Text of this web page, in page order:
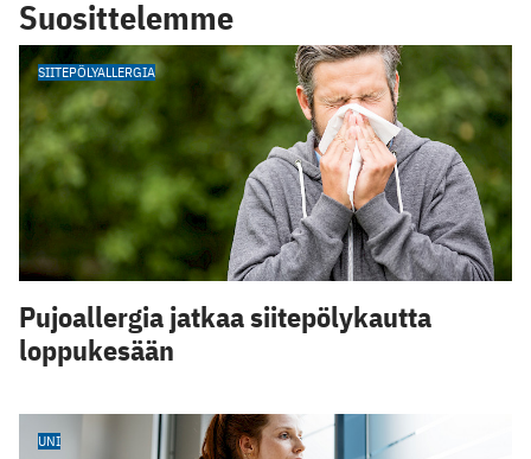
Suosittelemme
SIITEPÖLYALLERGIA
Pujoallergia jatkaa siitepölykautta
loppukesään
UNI